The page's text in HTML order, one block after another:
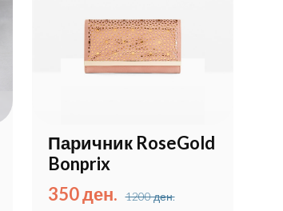
Паричник RoseGold
Bonprix
350 ден.
1200 ден.